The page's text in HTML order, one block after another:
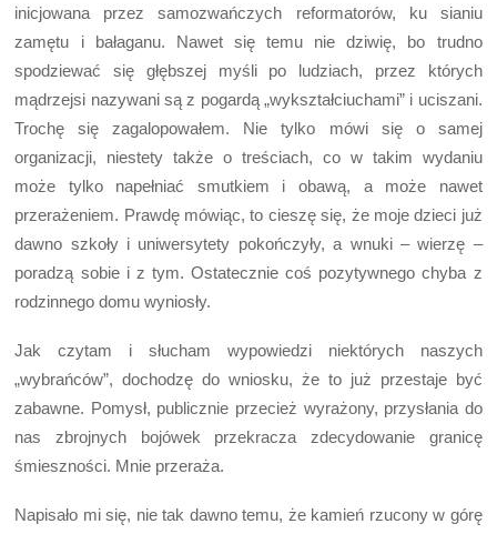
inicjowana przez samozwańczych reformatorów, ku sianiu
zamętu i bałaganu. Nawet się temu nie dziwię, bo trudno
spodziewać się głębszej myśli po ludziach, przez których
mądrzejsi nazywani są z pogardą „wykształciuchami” i uciszani.
Trochę się zagalopowałem. Nie tylko mówi się o samej
organizacji, niestety także o treściach, co w takim wydaniu
może tylko napełniać smutkiem i obawą, a może nawet
przerażeniem. Prawdę mówiąc, to cieszę się, że moje dzieci już
dawno szkoły i uniwersytety pokończyły, a wnuki – wierzę –
poradzą sobie i z tym. Ostatecznie coś pozytywnego chyba z
rodzinnego domu wyniosły.
Jak czytam i słucham wypowiedzi niektórych naszych
„wybrańców”, dochodzę do wniosku, że to już przestaje być
zabawne. Pomysł, publicznie przecież wyrażony, przysłania do
nas zbrojnych bojówek przekracza zdecydowanie granicę
śmieszności. Mnie przeraża.
Napisało mi się, nie tak dawno temu, że kamień rzucony w górę